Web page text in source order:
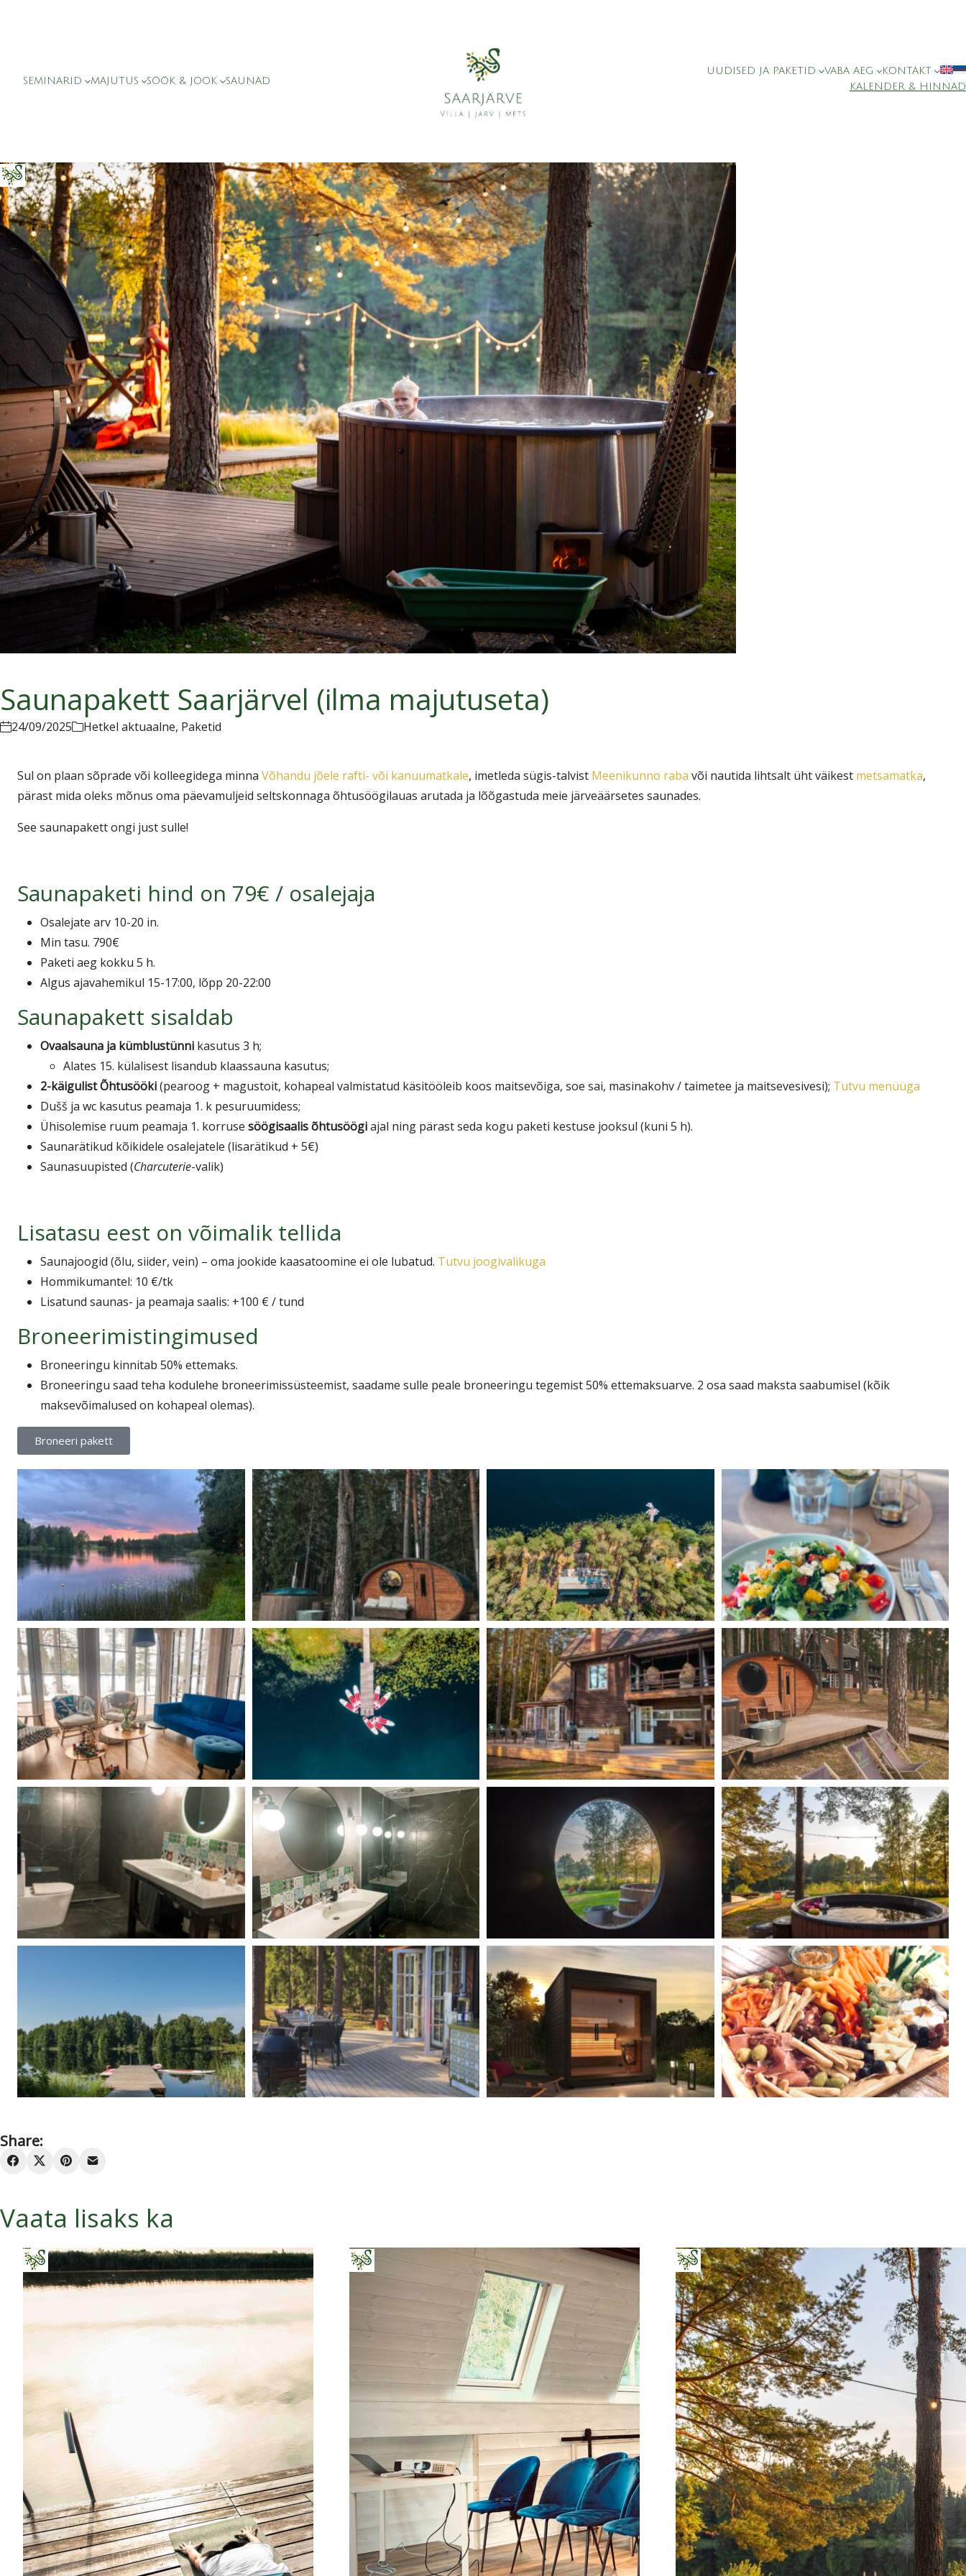
SEMINARID MAJUTUS SÖÖK & JOOK SAUNAD
UUDISED JA PAKETID VABA AEG
KONTAKT
KALENDER & HINNAD
Saunapakett Saarjärvel (ilma majutuseta)
24/09/2025 Hetkel aktuaalne, Paketid
Sul on plaan sõprade või kolleegidega minna Võhandu jõele rafti- või kanuumatkale, imetleda sügis-talvist Meenikunno raba või nautida lihtsalt üht väikest metsamatka,
pärast mida oleks mõnus oma päevamuljeid seltskonnaga õhtusöögilauas arutada ja lõõgastuda meie järveäärsetes saunades.
See saunapakett ongi just sulle!
Saunapaketi hind on 79€ / osalejaja
Osalejate arv 10-20 in.
Min tasu. 790€
Paketi aeg kokku 5 h.
Algus ajavahemikul 15-17:00, lõpp 20-22:00
Saunapakett sisaldab
Ovaalsauna ja kümblustünni kasutus 3 h;
Alates 15. külalisest lisandub klaassauna kasutus;
2-käigulist Õhtusööki(pearoog + magustoit, kohapeal valmistatud käsitööleib koos maitsevõiga, soe sai, masinakohv / taimetee ja maitsevesivesi); Tutvu menüüga
Dušš ja wc kasutus peamaja 1. k pesuruumidess;
Ühisolemise ruum peamaja 1. korruse söögisaalis õhtusöögiajal ning pärast seda kogu paketi kestuse jooksul (kuni 5 h).
Saunarätikud kõikidele osalejatele (lisarätikud + 5€)
Saunasuupisted (Charcuterie-valik)
Lisatasu eest on võimalik tellida
Saunajoogid (õlu, siider, vein) – oma jookide kaasatoomine ei ole lubatud. Tutvu joogivalikuga
Hommikumantel: 10 €/tk
Lisatund saunas- ja peamaja saalis: +100 € / tund
Broneerimistingimused
Broneeringu kinnitab 50% ettemaks.
Broneeringu saad teha kodulehe broneerimissüsteemist, saadame sulle peale broneeringu tegemist 50% ettemaksuarve. 2 osa saad maksta saabumisel (kõik
maksevõimalused on kohapeal olemas).
Broneeri pakett
Share:
Vaata lisaks ka